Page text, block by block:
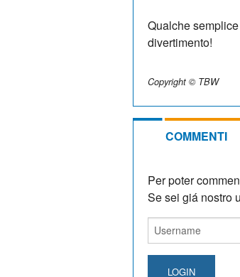
Qualche semplice
divertimento!
Copyright © TBW
COMMENTI
Per poter
Se sei giá nostro
LOGIN